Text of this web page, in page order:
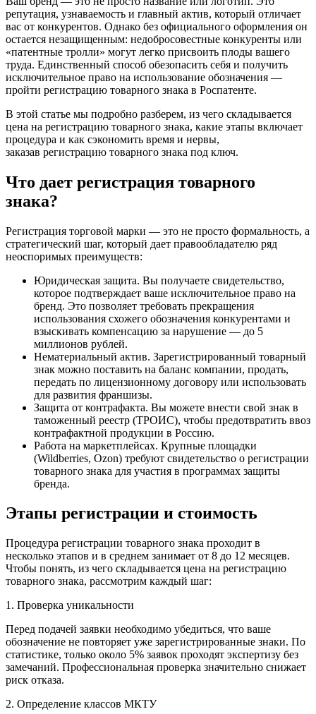
репутация, узнаваемость и главный актив, который отличает
вас от конкурентов. Однако без официального оформления он
остается незащищенным: недобросовестные конкуренты или
«патентные тролли» могут легко присвоить плоды вашего
труда. Единственный способ обезопасить себя и получить
исключительное право на использование обозначения —
пройти регистрацию товарного знака в Роспатенте.
В этой статье мы подробно разберем, из чего складывается
цена на регистрацию товарного знака, какие этапы включает
процедура и как сэкономить время и нервы,
заказав регистрацию товарного знака под ключ.
Что дает регистрация товарного
знака?
Регистрация торговой марки — это не просто формальность, а
стратегический шаг, который дает правообладателю ряд
неоспоримых преимуществ:
Юридическая защита. Вы получаете свидетельство,
которое подтверждает ваше исключительное право на
бренд. Это позволяет требовать прекращения
использования схожего обозначения конкурентами и
взыскивать компенсацию за нарушение — до 5
миллионов рублей.
Нематериальный актив. Зарегистрированный товарный
знак можно поставить на баланс компании, продать,
передать по лицензионному договору или использовать
для развития франшизы.
Защита от контрафакта. Вы можете внести свой знак в
таможенный реестр (ТРОИС), чтобы предотвратить ввоз
контрафактной продукции в Россию.
Работа на маркетплейсах. Крупные площадки
(Wildberries, Ozon) требуют свидетельство о регистрации
товарного знака для участия в программах защиты
бренда.
Этапы регистрации и стоимость
Процедура регистрации товарного знака проходит в
несколько этапов и в среднем занимает от 8 до 12 месяцев.
Чтобы понять, из чего складывается цена на регистрацию
товарного знака, рассмотрим каждый шаг:
1. Проверка уникальности
Перед подачей заявки необходимо убедиться, что ваше
обозначение не повторяет уже зарегистрированные знаки. По
статистике, только около 5% заявок проходят экспертизу без
замечаний. Профессиональная проверка значительно снижает
риск отказа.
2. Определение классов МКТУ